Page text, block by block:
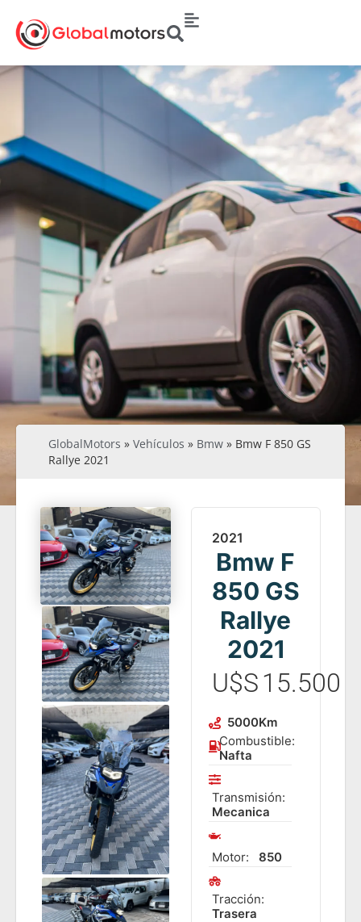
GlobalMotors » Vehículos » Bmw » Bmw F 850 GS
Rallye 2021
2021
Bmw F
850 GS
Rallye
2021
U$S15.500
5000Km
Combustible:
Nafta
Transmisión:
Mecanica
Motor: 850
Tracción:
Trasera